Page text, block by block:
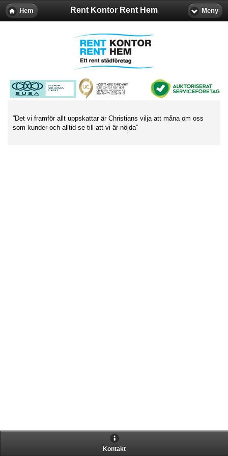
Hem Rent Kontor Rent Hem Meny
”Det vi framför allt uppskattar är Christians vilja att måna om oss
som kunder och alltid se till att vi är nöjda”
Kontakt